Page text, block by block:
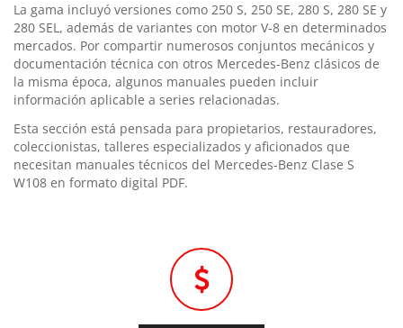
La gama incluyó versiones como 250 S, 250 SE, 280 S, 280 SE y
280 SEL, además de variantes con motor V-8 en determinados
mercados. Por compartir numerosos conjuntos mecánicos y
documentación técnica con otros Mercedes-Benz clásicos de
la misma época, algunos manuales pueden incluir
información aplicable a series relacionadas.
Esta sección está pensada para propietarios, restauradores,
coleccionistas, talleres especializados y aficionados que
necesitan manuales técnicos del Mercedes-Benz Clase S
W108 en formato digital PDF.